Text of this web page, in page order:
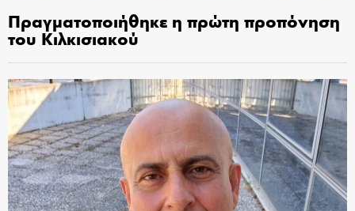
Πραγματοποιήθηκε η πρώτη προπόνηση
του Κιλκισιακού